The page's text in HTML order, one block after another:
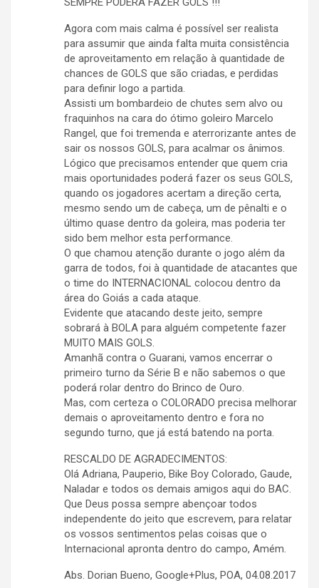
Agora com mais calma é possível ser realista
para assumir que ainda falta muita consistência
de aproveitamento em relação à quantidade de
chances de GOLS que são criadas, e perdidas
para definir logo a partida.
Assisti um bombardeio de chutes sem alvo ou
fraquinhos na cara do ótimo goleiro Marcelo
Rangel, que foi tremenda e aterrorizante antes de
sair os nossos GOLS, para acalmar os ânimos.
Lógico que precisamos entender que quem cria
mais oportunidades poderá fazer os seus GOLS,
quando os jogadores acertam a direção certa,
mesmo sendo um de cabeça, um de pênalti e o
último quase dentro da goleira, mas poderia ter
sido bem melhor esta performance.
O que chamou atenção durante o jogo além da
garra de todos, foi à quantidade de atacantes que
o time do INTERNACIONAL colocou dentro da
área do Goiás a cada ataque.
Evidente que atacando deste jeito, sempre
sobrará à BOLA para alguém competente fazer
MUITO MAIS GOLS.
Amanhã contra o Guarani, vamos encerrar o
primeiro turno da Série B e não sabemos o que
poderá rolar dentro do Brinco de Ouro.
Mas, com certeza o COLORADO precisa melhorar
demais o aproveitamento dentro e fora no
segundo turno, que já está batendo na porta.
RESCALDO DE AGRADECIMENTOS:
Olá Adriana, Pauperio, Bike Boy Colorado, Gaude,
Naladar e todos os demais amigos aqui do BAC.
Que Deus possa sempre abençoar todos
independente do jeito que escrevem, para relatar
os vossos sentimentos pelas coisas que o
Internacional apronta dentro do campo, Amém.
Abs. Dorian Bueno, Google+Plus, POA, 04.08.2017